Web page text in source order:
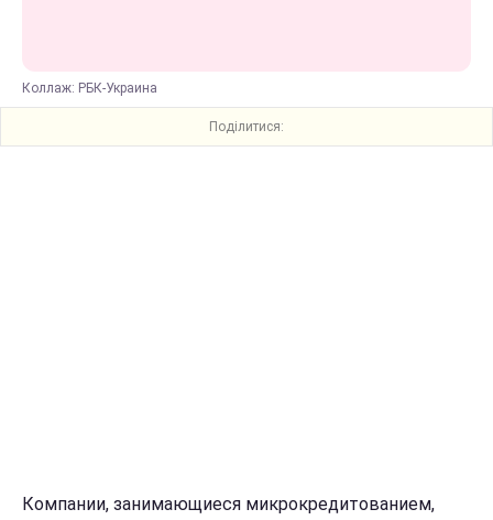
Коллаж: РБК-Украина
Поділитися:
Компании, занимающиеся микрокредитованием,